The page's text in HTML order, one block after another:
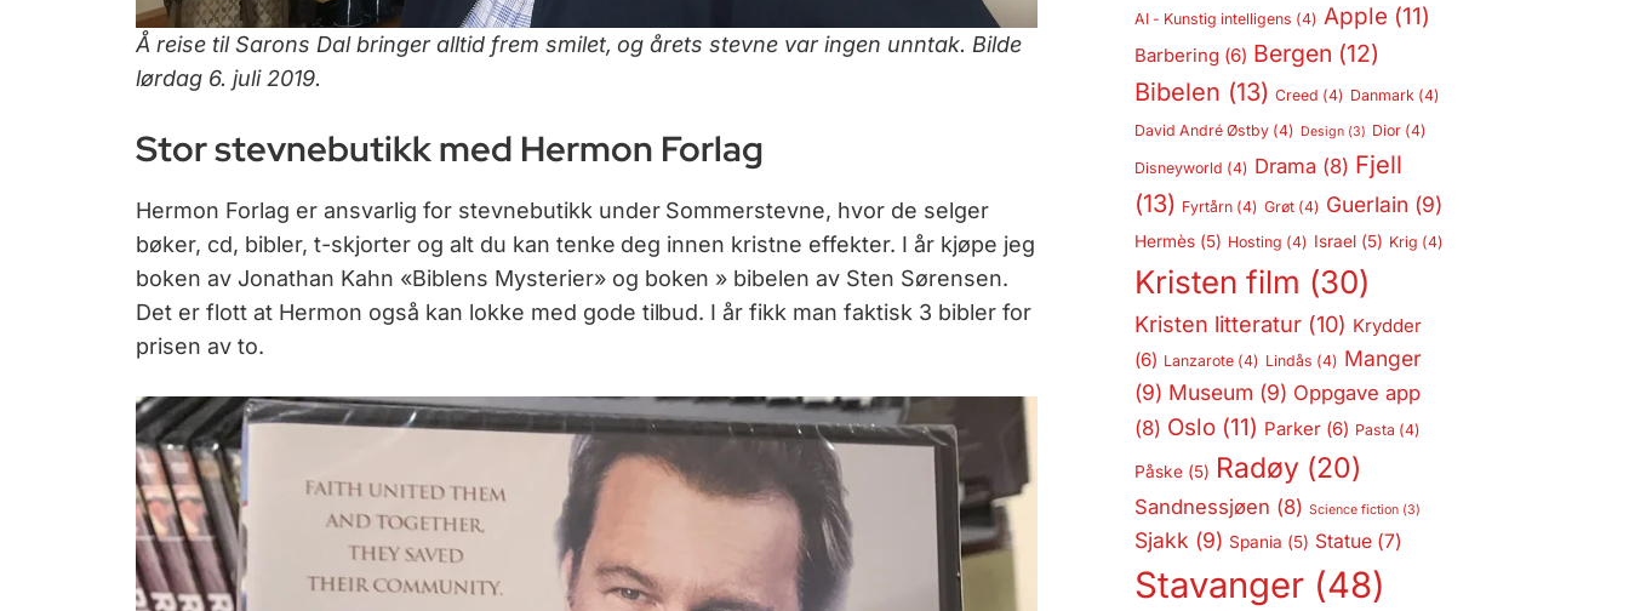
Å reise til Sarons Dal bringer alltid frem smilet, og årets stevne var ingen unntak. Bilde
lørdag 6. juli 2019.
Stor stevnebutikk med Hermon Forlag
Hermon Forlag er ansvarlig for stevnebutikk under Sommerstevne, hvor de selger
bøker, cd, bibler, t-skjorter og alt du kan tenke deg innen kristne effekter. I år kjøpe jeg
boken av Jonathan Kahn «Biblens Mysterier» og boken » bibelen av Sten Sørensen.
Det er flott at Hermon også kan lokke med gode tilbud. I år fikk man faktisk 3 bibler for
prisen av to.
AI - Kunstig intelligens (4) Apple (11)
Barbering (6) Bergen (12)
Bibelen (13) Creed (4) Danmark (4)
David André Østby(4) Design(3) Dior(4)
Disneyworld (4) Drama (8) Fjell
(13) Fyrtårn(4) Grøt(4) Guerlain (9)
Hermès(5) Hosting (4) Israel(5) Krig (4)
Kristen film (30)
Kristen litteratur(10) Krydder
(6) Lanzarote(4) Lindås (4) Manger
(9) Museum (9) Oppgave app
(8) Oslo(11) Parker(6) Pasta (4)
Påske(5) Radøy(20)
Sandnessjøen (8) Science fiction(3)
Sjakk (9) Spania (5) Statue(7)
Stavanger(48)